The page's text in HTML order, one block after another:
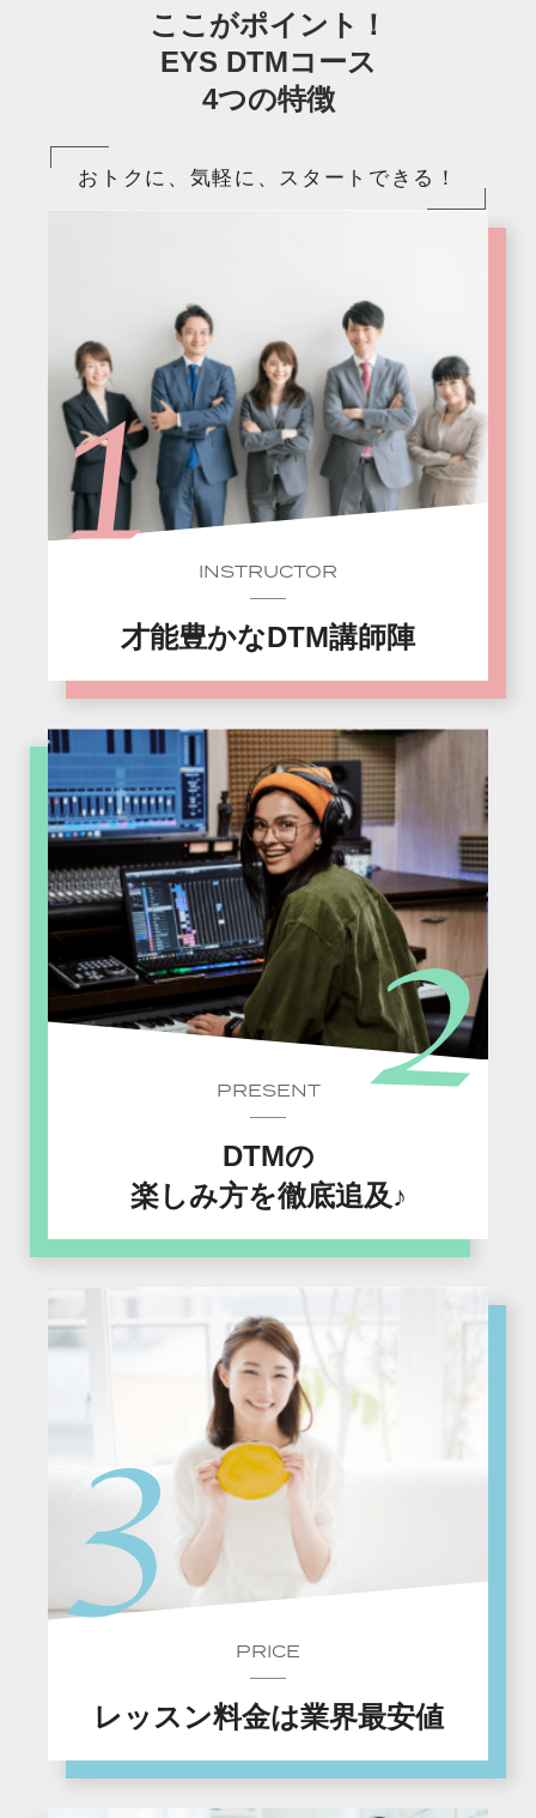
ここがポイント！
EYS DTMコース
4つの特徴
おトクに、気軽に、スタートできる！
INSTRUCTOR
才能豊かなDTM講師陣
PRESENT
DTMの
楽しみ方を徹底追及♪
PRICE
レッスン料金は業界最安値